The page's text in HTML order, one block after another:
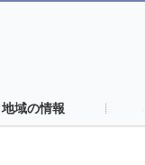
地域の情報